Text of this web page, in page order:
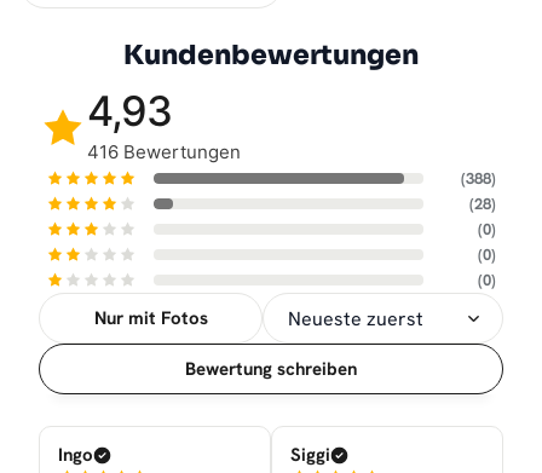
Kundenbewertungen
4,93
416 Bewertungen
(388)
(28)
(0)
(0)
(0)
Nur mit Fotos
Sortierung
Bewertung schreiben
Ingo
Siggi